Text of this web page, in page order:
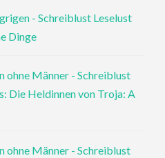
- Schreiblust Leselust
Dinge
Männer - Schreiblust
Die Heldinnen von Troja: A
Männer - Schreiblust